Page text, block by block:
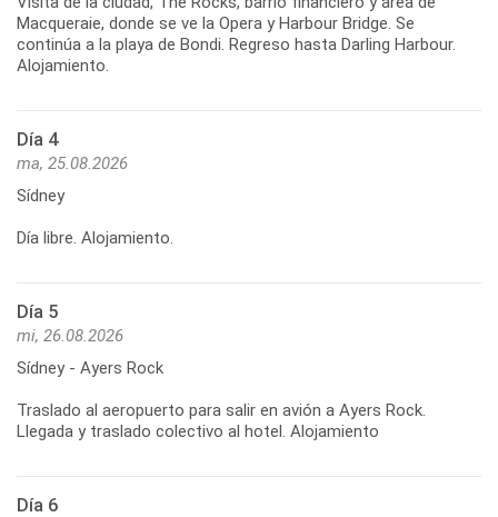
Macqueraie, donde se ve la Opera y Harbour Bridge. Se
continúa a la playa de Bondi. Regreso hasta Darling Harbour.
Día 4
ma, 25.08.2026
Sídney
Día libre. Alojamiento.
Día 5
mi, 26.08.2026
Sídney - Ayers Rock
Traslado al aeropuerto para salir en avión a Ayers Rock.
Día 6